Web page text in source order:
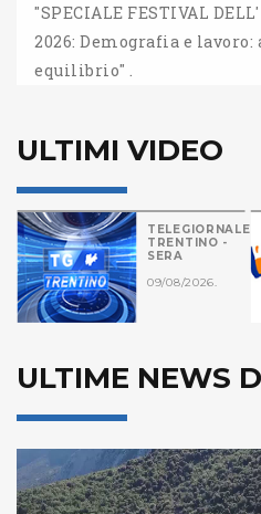
"SPECIALE FESTIVAL
2026: Demografia e
equilibrio" .
ULTIMI VIDEO
-
2026.
METEO
SERA
09/08/
ULTIME NEWS